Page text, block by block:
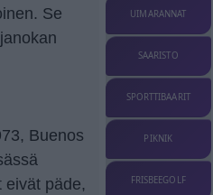
Se
Buenos
eivät päde,
UIMARANNAT
SAARISTO
SPORTTIBAARIT
PIKNIK
FRISBEEGOLF